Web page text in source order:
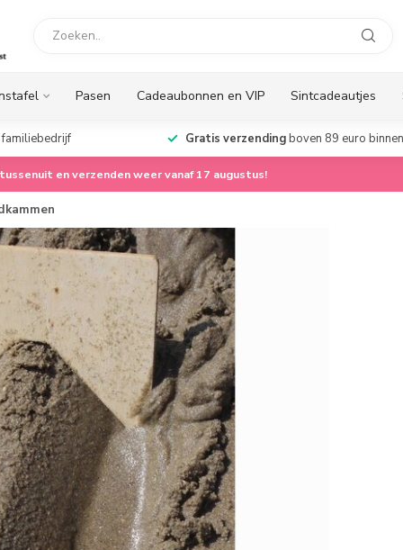
Pasen Cadeaubonnen en VIP Sintcadeautjes
Gratis verzendingboven 89 euro
en verzenden weer vanaf 17 augustus!